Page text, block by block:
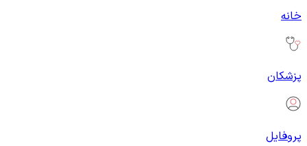
خانه
پزشکان
پروفایل